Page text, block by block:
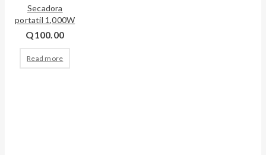
Secadora
portatil 1,000W
Q100.00
Read more